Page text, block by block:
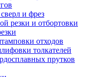
и фрез
резки и отбортовки
отходов
толкателей
прутков